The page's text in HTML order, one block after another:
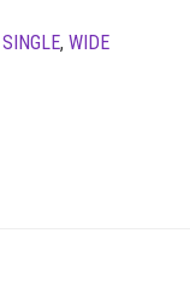
SINGLE, WIDE